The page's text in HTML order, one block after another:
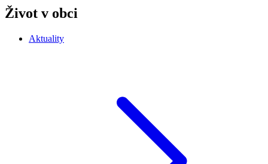
Život v obci
Aktuality